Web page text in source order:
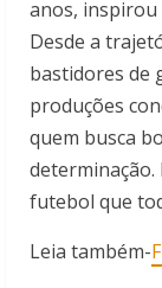
anos, inspirou
Desde a
bastidores de
produções
quem busca
determinação.
futebol que
Leia também-